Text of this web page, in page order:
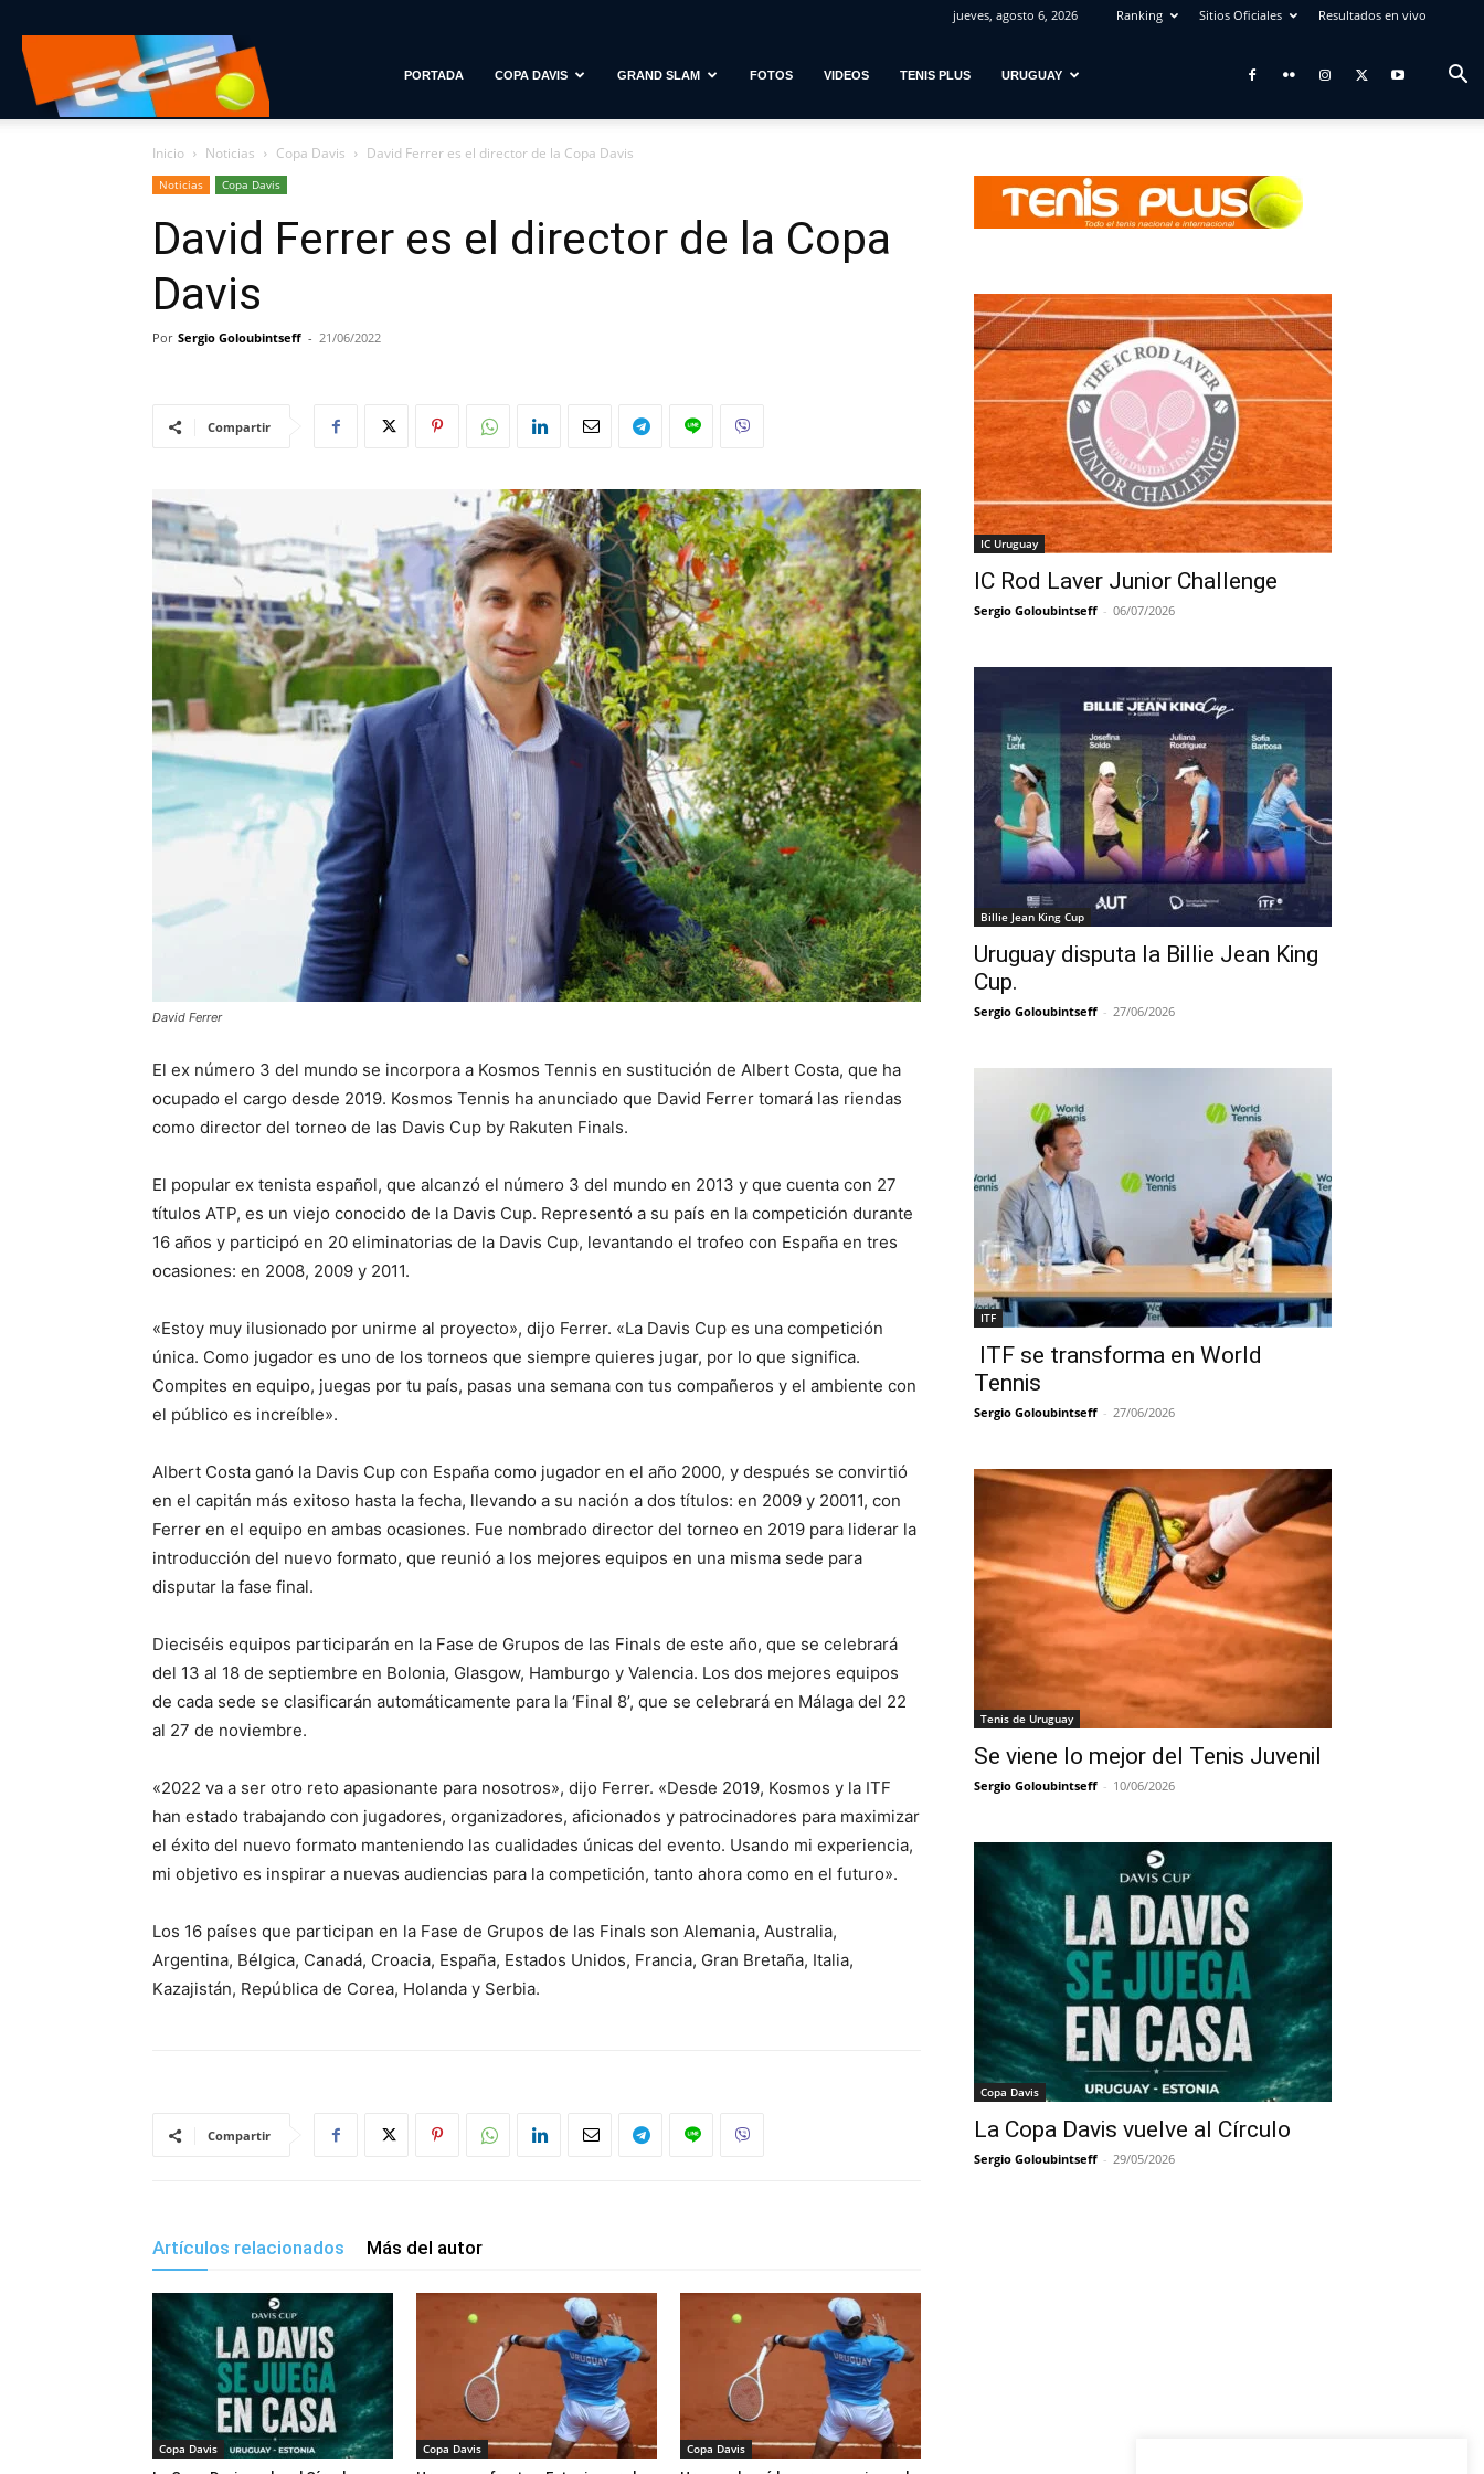
jueves, agosto 6, 2026 Ranking Sitios Oficiales Resultados en vivo
con
Estilo
PORTADA COPA DAVIS GRAND SLAM FOTOS VIDEOS TENIS PLUS URUGUAY
Inicio Noticias Copa Davis David Ferrer es el director de la Copa Davis
Noticias Copa Davis
David Ferrer es el director de la Copa
Davis
Por Sergio Goloubintseff - 21/06/2022
Compartir
David Ferrer
El ex número 3 del mundo se incorpora a Kosmos Tennis en sustitución de Albert Costa, que ha
ocupado el cargo desde 2019. Kosmos Tennis ha anunciado que David Ferrer tomará las riendas
como director del torneo de las Davis Cup by Rakuten Finals.
El popular ex tenista español, que alcanzó el número 3 del mundo en 2013 y que cuenta con 27
títulos ATP, es un viejo conocido de la Davis Cup. Representó a su país en la competición durante
16 años y participó en 20 eliminatorias de la Davis Cup, levantando el trofeo con España en tres
ocasiones: en 2008, 2009 y 2011.
«Estoy muy ilusionado por unirme al proyecto», dijo Ferrer. «La Davis Cup es una competición
única. Como jugador es uno de los torneos que siempre quieres jugar, por lo que significa.
Compites en equipo, juegas por tu país, pasas una semana con tus compañeros y el ambiente con
el público es increíble».
Albert Costa ganó la Davis Cup con España como jugador en el año 2000, y después se convirtió
en el capitán más exitoso hasta la fecha, llevando a su nación a dos títulos: en 2009 y 20011, con
Ferrer en el equipo en ambas ocasiones. Fue nombrado director del torneo en 2019 para liderar la
introducción del nuevo formato, que reunió a los mejores equipos en una misma sede para
disputar la fase final.
Dieciséis equipos participarán en la Fase de Grupos de las Finals de este año, que se celebrará
del 13 al 18 de septiembre en Bolonia, Glasgow, Hamburgo y Valencia. Los dos mejores equipos
de cada sede se clasificarán automáticamente para la ‘Final 8’, que se celebrará en Málaga del 22
al 27 de noviembre.
«2022 va a ser otro reto apasionante para nosotros», dijo Ferrer. «Desde 2019, Kosmos y la ITF
han estado trabajando con jugadores, organizadores, aficionados y patrocinadores para maximizar
el éxito del nuevo formato manteniendo las cualidades únicas del evento. Usando mi experiencia,
mi objetivo es inspirar a nuevas audiencias para la competición, tanto ahora como en el futuro».
Los 16 países que participan en la Fase de Grupos de las Finals son Alemania, Australia,
Argentina, Bélgica, Canadá, Croacia, España, Estados Unidos, Francia, Gran Bretaña, Italia,
Kazajistán, República de Corea, Holanda y Serbia.
Compartir
Artículos relacionados Más del autor
Copa Davis Copa Davis Copa Davis
IC Uruguay
IC Rod Laver Junior Challenge
Sergio Goloubintseff - 06/07/2026
Billie Jean King Cup
Uruguay disputa la Billie Jean King
Cup.
Sergio Goloubintseff - 27/06/2026
ITF
ITF se transforma en World
Tennis
Sergio Goloubintseff - 27/06/2026
Tenis de Uruguay
Se viene lo mejor del Tenis Juvenil
Sergio Goloubintseff - 10/06/2026
Copa Davis
La Copa Davis vuelve al Círculo
Sergio Goloubintseff - 29/05/2026